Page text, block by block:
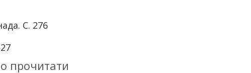
С. 276
прочитати